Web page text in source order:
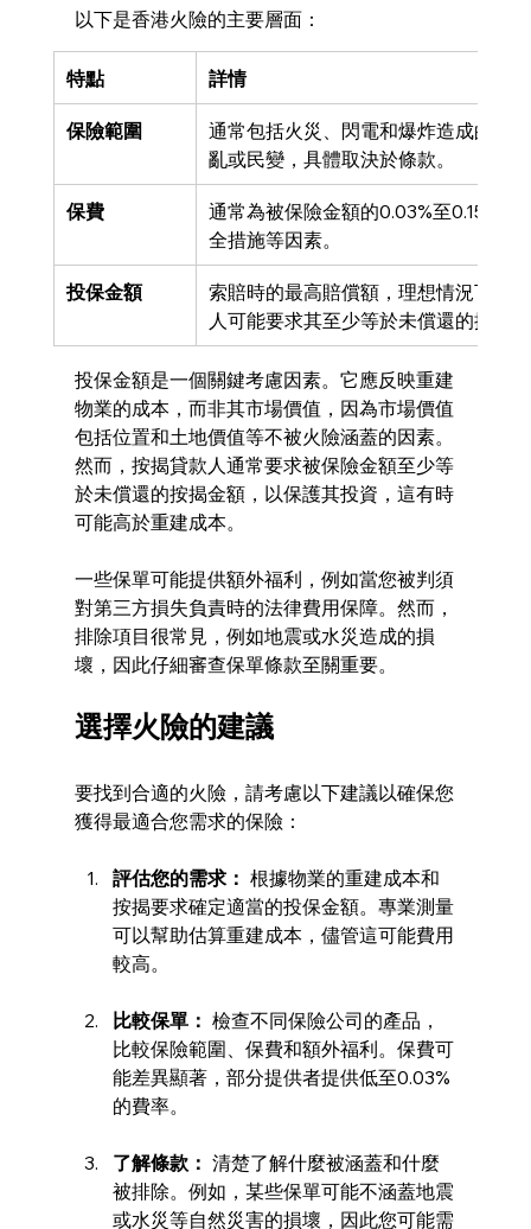
以下是香港火險的主要層面：
特點 詳情
保險範圍
通常包括火災、閃電和爆炸造成的損
亂或民變，具體取決於條款。
保費
通常為被保險金額的0.03%至0.15%
全措施等因素。
投保金額
索賠時的最高賠償額，理想情況下應
人可能要求其至少等於未償還的按揭
投保金額是一個關鍵考慮因素。它應反映重建
物業的成本，而非其市場價值，因為市場價值
包括位置和土地價值等不被火險涵蓋的因素。
然而，按揭貸款人通常要求被保險金額至少等
於未償還的按揭金額，以保護其投資，這有時
可能高於重建成本。
一些保單可能提供額外福利，例如當您被判須
對第三方損失負責時的法律費用保障。然而，
排除項目很常見，例如地震或水災造成的損
壞，因此仔細審查保單條款至關重要。
選擇火險的建議
要找到合適的火險，請考慮以下建議以確保您
獲得最適合您需求的保險：
評估您的需求： 根據物業的重建成本和
按揭要求確定適當的投保金額。專業測量
可以幫助估算重建成本，儘管這可能費用
較高。
比較保單： 檢查不同保險公司的產品，
比較保險範圍、保費和額外福利。保費可
能差異顯著，部分提供者提供低至0.03%
的費率。
了解條款： 清楚了解什麼被涵蓋和什麼
被排除。例如，某些保單可能不涵蓋地震
或水災等自然災害的損壞，因此您可能需